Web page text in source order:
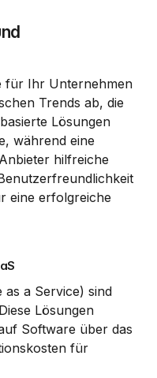
für Ihr Unternehmen
Trends ab, die
Lösungen
während eine
hilfreiche
eine erfolgreiche
as a Service) sind
Lösungen
Software über das
für